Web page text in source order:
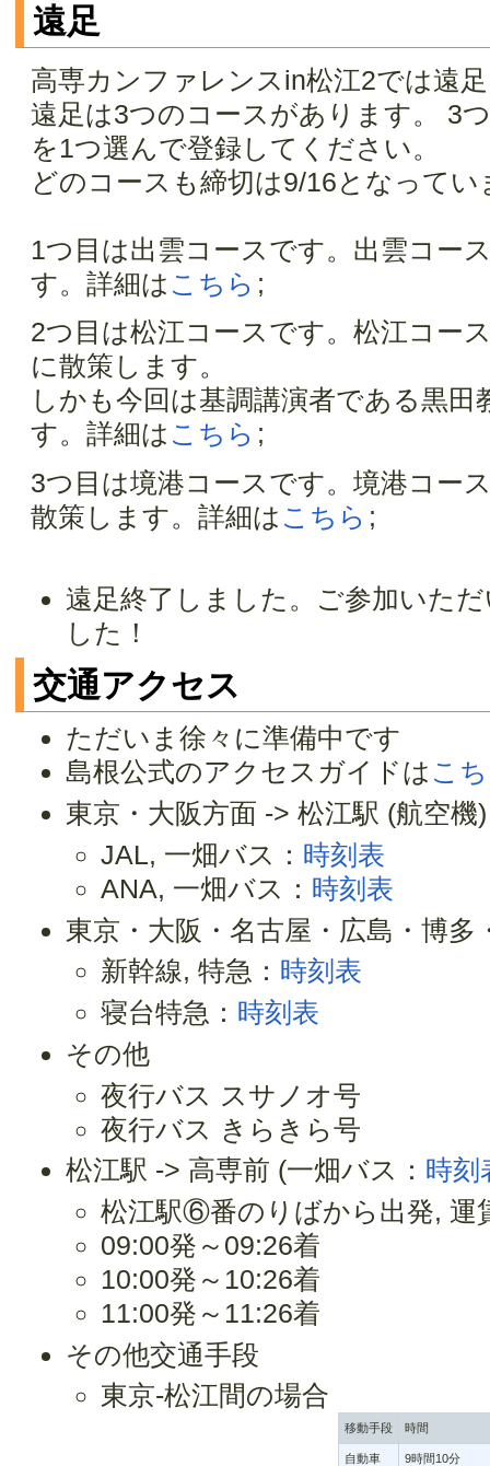
遠足
高専カンファレンスin松江2では遠
遠足は3つのコースがあります。 3
を1つ選んで登録してください。
どのコースも締切は9/16となってい
1つ目は出雲コースです。出雲コー
す。詳細は こちら ;
2つ目は松江コースです。松江コー
に散策します。
しかも今回は基調講演者である黒
す。詳細は こちら ;
3つ目は境港コースです。境港コー
散策します。詳細は こちら ;
遠足終了しました。ご参加いた
した！
交通アクセス
ただいま徐々に準備中です
島根公式のアクセスガイドは こ
東京・大阪方面 -> 松江駅 (航空機)
JAL, 一畑バス： 時刻表
ANA, 一畑バス： 時刻表
東京・大阪・名古屋・広島・博
新幹線, 特急： 時刻表
寝台特急： 時刻表
その他
夜行バス スサノオ号
夜行バス きらきら号
松江駅 -> 高専前 (一畑バス： 時刻
松江駅⑥番のりばから出発, 運
09:00発～09:26着
10:00発～10:26着
11:00発～11:26着
その他交通手段
東京-松江間の場合
移動手段 時間
自動車 9時間10分